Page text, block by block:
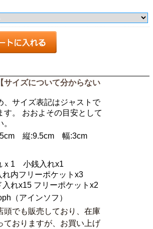
【サイズについて分からない
、サイズ表記はジャストで
す。 おおよその目安として
縦:9.5cm 幅:3cm
1 小銭入れx1
内フリーポケットx3
れx15 フリーポケットx2
（アインソフ）
でも販売しており、在庫
ておりますが、お買い上げ